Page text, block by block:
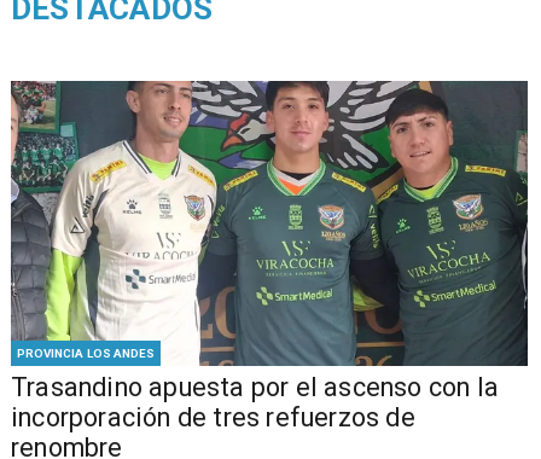
PROVINCIA LOS ANDES
Trasandino apuesta por el ascenso con la
incorporación de tres refuerzos de
renombre
DESTACADOS